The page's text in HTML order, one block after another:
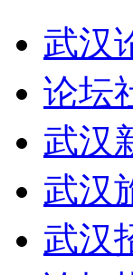
武汉
论坛
武汉
武汉
武汉